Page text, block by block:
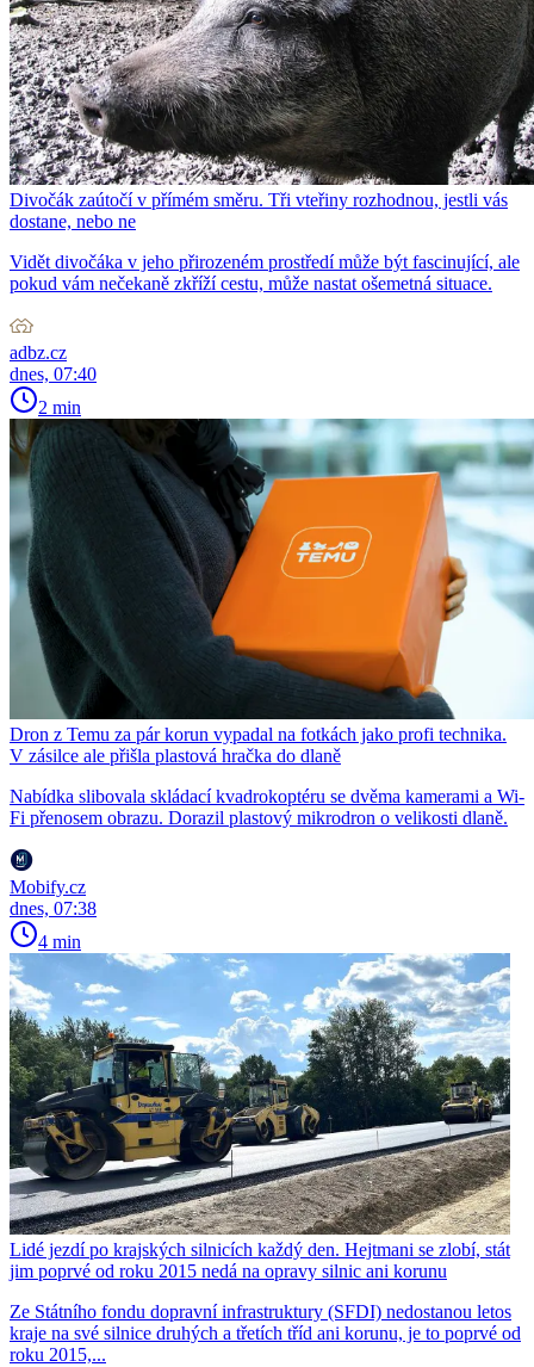
Divočák zaútočí v přímém směru. Tři vteřiny rozhodnou, jestli vás
dostane, nebo ne
Vidět divočáka v jeho přirozeném prostředí může být fascinující, ale
pokud vám nečekaně zkříží cestu, může nastat ošemetná situace.
adbz.cz
dnes, 07:40
2 min
Dron z Temu za pár korun vypadal na fotkách jako profi technika.
V zásilce ale přišla plastová hračka do dlaně
Nabídka slibovala skládací kvadrokoptéru se dvěma kamerami a Wi-
Fi přenosem obrazu. Dorazil plastový mikrodron o velikosti dlaně.
Mobify.cz
dnes, 07:38
4 min
Lidé jezdí po krajských silnicích každý den. Hejtmani se zlobí, stát
jim poprvé od roku 2015 nedá na opravy silnic ani korunu
Ze Státního fondu dopravní infrastruktury (SFDI) nedostanou letos
kraje na své silnice druhých a třetích tříd ani korunu, je to poprvé od
roku 2015,...